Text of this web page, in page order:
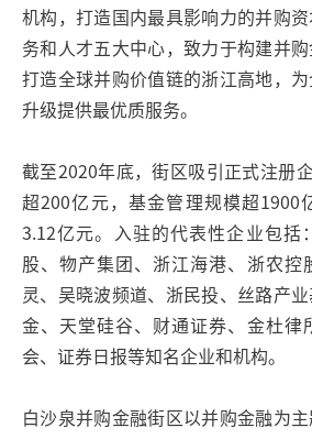
机构，打造国内最具影响力的并购
务和人才五大中心，致力于构建并购
打造全球并购价值链的浙江高地，
升级提供最优质服务。
截至2020年底，街区吸引正式注册
超200亿元，基金管理规模超1900
3.12亿元。入驻的代表性企业包括
股、物产集团、浙江海港、浙农控
灵、吴晓波频道、浙民投、丝路产
金、天堂硅谷、财通证券、金杜律
会、证券日报等知名企业和机构。
白沙泉并购金融街区以并购金融为